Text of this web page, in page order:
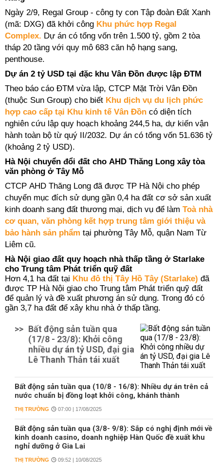
Ngày 2/9, Regal Group - công ty con Tập đoàn Đất Xanh
(mã: DXG) đã khởi công Khu phức hợp Regal
Complex. Dự án có tổng vốn trên 1.500 tỷ, gồm 2 tòa
tháp 20 tầng với quy mô 683 căn hộ hạng sang,
penthouse.
Dự án 2 tỷ USD tại đặc khu Vân Đồn được lập ĐTM
Theo báo cáo ĐTM vừa lập, CTCP Mặt Trời Vân Đồn
(thuộc Sun Group) cho biết Khu dịch vụ du lịch phức
hợp cao cấp tại Khu kinh tế Vân Đồn có diện tích
nghiên cứu lập quy hoạch khoảng 244,5 ha, dự kiến vận
hành toàn bộ từ quý II/2032. Dự án có tổng vốn 51.636 tỷ
(khoảng 2 tỷ USD).
Hà Nội chuyển đổi đất cho AHD Thăng Long xây tòa
văn phòng ở Tây Mỗ
CTCP AHD Thăng Long đã được TP Hà Nội cho phép
chuyển mục đích sử dụng gần 0,4 ha đất cơ sở sản xuất
kinh doanh sang đất thương mại, dịch vụ để làm Toà nhà
cơ quan, văn phòng kết hợp trung tâm giới thiệu và
bảo hành sản phẩm tại phường Tây Mỗ, quận Nam Từ
Liêm cũ.
Hà Nội giao đất quy hoạch nhà thấp tầng ở Starlake
cho Trung tâm Phát triển quỹ đất
Hơn 4,1 ha đất tại Khu đô thị Tây Hồ Tây (Starlake) đã
được TP Hà Nội giao cho Trung tâm Phát triển quỹ đất
để quản lý và đề xuất phương án sử dụng. Trong đó có
gần 3,7 ha đất để xây khu nhà ở thấp tầng.
>> Bất động sản tuần qua
(17/8 - 23/8): Khởi công
nhiều dự án tỷ USD, đại gia
Lê Thanh Thản tái xuất
Bất động sản tuần qua (10/8 - 16/8): Nhiều dự án trên cả
nước chuẩn bị đồng loạt khởi công, khánh thành
THỊ TRƯỜNG 07:00 | 17/08/2025
Bất động sản tuần qua (3/8- 9/8): Sắp có nghị định mới về
kinh doanh casino, doanh nghiệp Hàn Quốc đề xuất khu
nghỉ dưỡng ở Gia Lai
THỊ TRƯỜNG 09:52 | 10/08/2025